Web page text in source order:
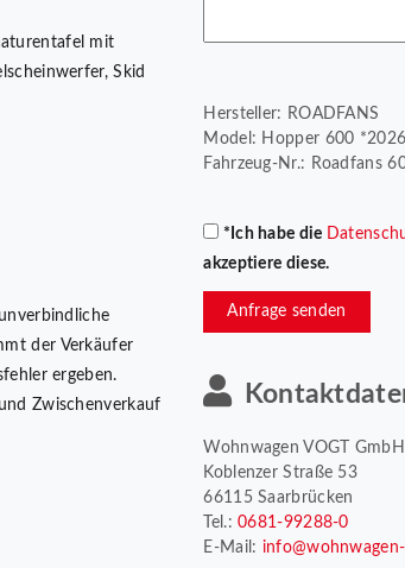
mit
Skid
der Verkäufer
ergeben.
Zwischenverkauf
Hersteller: ROADFANS
Model: Hopper 600
Fahrzeug-Nr.: Roadfans
*Ich habe die
akzeptiere diese.
Anfrage senden
Wohnwagen VOGT GmbH
Koblenzer Straße 53
66115 Saarbrücken
Tel.:0681-99288-0
E-Mail: